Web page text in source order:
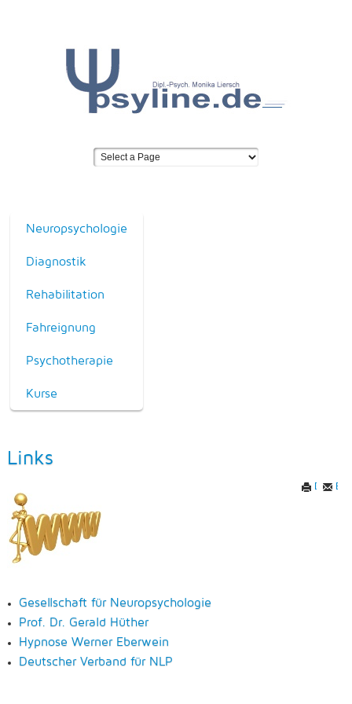
Neuropsychologie
Diagnostik
Rehabilitation
Fahreignung
Psychotherapie
Kurse
Links
Drucken
E-
Gesellschaft für Neuropsychologie
Prof. Dr. Gerald Hüther
Hypnose Werner Eberwein
Deutscher Verband für NLP